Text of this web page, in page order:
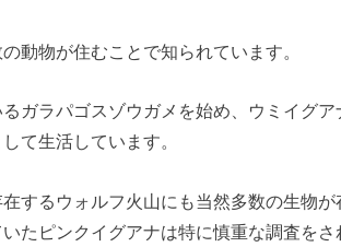
動物が住むことで知られています。
ガラパゴスゾウガメを始め、ウミイグ
て生活しています。
するウォルフ火山にも当然多数の生物
たピンクイグアナは特に慎重な調査をさ